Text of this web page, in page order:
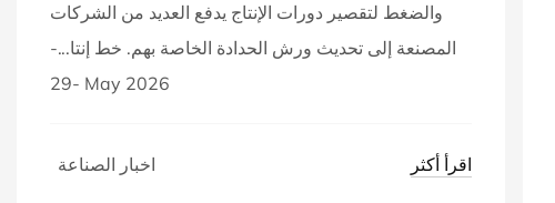
والضغط لتقصير دورات الإنتاج يدفع العديد من الشركات
المصنعة إلى تحديث ورش الحدادة الخاصة بهم. خط إنتا...-
-29 May 2026
اخبار الصناعة اقرأ أكثر